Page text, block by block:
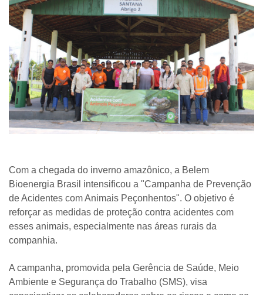
Com a chegada do inverno amazônico, a Belem
Bioenergia Brasil intensificou a "Campanha de Prevenção
de Acidentes com Animais Peçonhentos". O objetivo é
reforçar as medidas de proteção contra acidentes com
esses animais, especialmente nas áreas rurais da
companhia.
A campanha, promovida pela Gerência de Saúde, Meio
Ambiente e Segurança do Trabalho (SMS), visa